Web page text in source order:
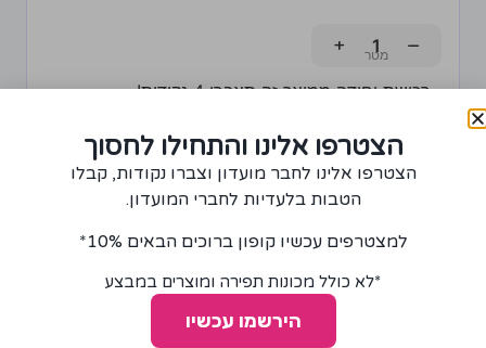
−
+
רכישת יחידה ממוצר זה תצברו 4 נקודות!
הוספה לסל
הצטרפו אלינו והתחילו לחסוך
הצטרפו אלינו לחבר מועדון וצברו נקודות, קבלו
הטבות בלעדיות לחברי המועדון.
למצטרפים עכשיו קופון ברוכים הבאים 10%*
*לא כולל מכונות תפירה ומוצרים במבצע
הירשמו עכשיו